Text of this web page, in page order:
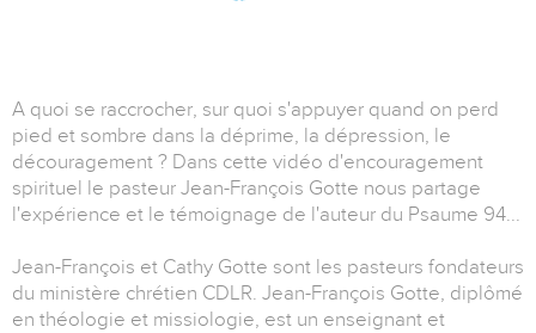
A quoi se raccrocher, sur quoi s'appuyer quand on perd
pied et sombre dans la déprime, la dépression, le
découragement ? Dans cette vidéo d'encouragement
spirituel le pasteur Jean-François Gotte nous partage
l'expérience et le témoignage de l'auteur du Psaume 94...
Jean-François et Cathy Gotte sont les pasteurs fondateurs
du ministère chrétien CDLR. Jean-François Gotte, diplômé
en théologie et missiologie, est un enseignant et